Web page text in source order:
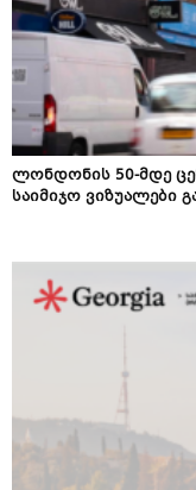
ლონდონის 50-მდე
საიმიჯო ვიზუალები